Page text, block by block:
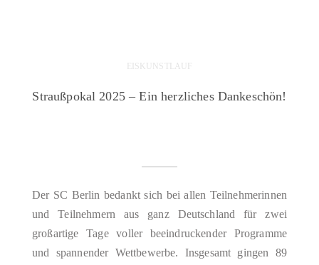
EISKUNSTLAUF
Straußpokal 2025 – Ein herzliches Dankeschön!
Der SC Berlin bedankt sich bei allen Teilnehmerinnen
und Teilnehmern aus ganz Deutschland für zwei
großartige Tage voller beeindruckender Programme
und spannender Wettbewerbe. Insgesamt gingen 89